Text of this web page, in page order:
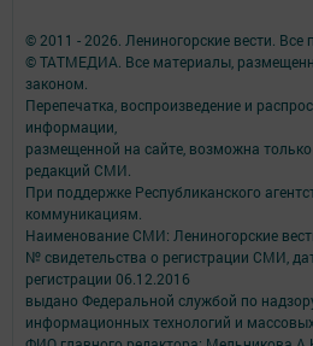
© 2011 - 2026. Лениногорские вести.
© ТАТМЕДИА. Все материалы,
законом.
Перепечатка, воспроизведение и
информации,
размещенной на сайте, возможна
редакций СМИ.
При поддержке Республиканского
коммуникациям.
Наименование СМИ: Лениногорские
№ свидетельства о регистрации СМИ,
регистрации 06.12.2016
выдано Федеральной службой по
информационных технологий и